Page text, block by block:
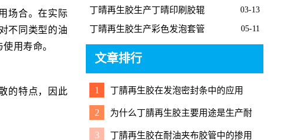
场合。在实际
不同类型的油
用寿命。
的特点，因此
03-13
丁晴再生胶生产丁晴印刷胶辊
05-11
丁晴再生胶生产彩色发泡套管
文章排行
1 丁腈再生胶在发泡密封条中的应用
2
为什么丁腈再生胶主要用途是生产耐
油橡胶制品？
3
丁腈再生胶在耐油夹布胶管中的掺用